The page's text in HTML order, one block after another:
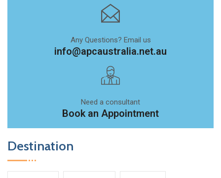
Any Questions? Email us
info@apcaustralia.net.au
Need a consultant
Book an Appointment
Destination